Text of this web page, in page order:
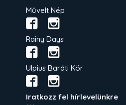
Művelt Nép
Rainy Days
Ulpius Baráti Kör
Iratkozz fel hírlevelünkre